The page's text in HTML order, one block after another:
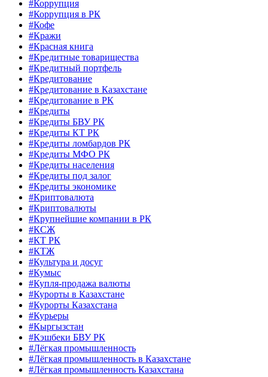
#Коррупция
#Коррупция в РК
#Кофе
#Кражи
#Красная книга
#Кредитные товарищества
#Кредитный портфель
#Кредитование
#Кредитование в Казахстане
#Кредитование в РК
#Кредиты
#Кредиты БВУ РК
#Кредиты КТ РК
#Кредиты ломбардов РК
#Кредиты МФО РК
#Кредиты населения
#Кредиты под залог
#Кредиты экономике
#Криптовалюта
#Криптовалюты
#Крупнейшие компании в РК
#КСЖ
#КТ РК
#КТЖ
#Культура и досуг
#Кумыс
#Купля-продажа валюты
#Курорты в Казахстане
#Курорты Казахстана
#Курьеры
#Кыргызстан
#Кэшбеки БВУ РК
#Лёгкая промышленность
#Лёгкая промышленность в Казахстане
#Лёгкая промышленность Казахстана